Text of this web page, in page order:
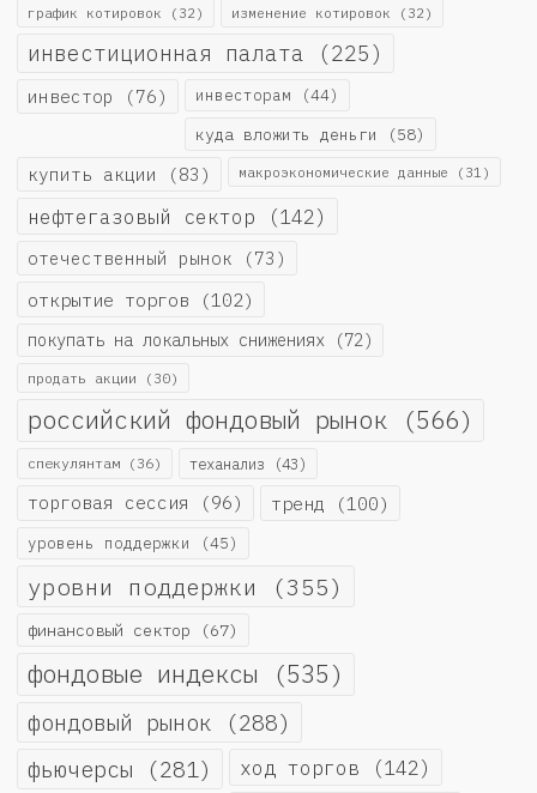
график котировок (32) изменение котировок (32)
инвестиционная палата (225)
инвестор (76) инвесторам (44)
куда вложить деньги (58)
купить акции (83) макроэкономические данные (31)
нефтегазовый сектор (142)
отечественный рынок (73)
открытие торгов (102)
покупать на локальных снижениях (72)
продать акции (30)
российский фондовый рынок (566)
спекулянтам (36) теханализ (43)
торговая сессия (96) тренд (100)
уровень поддержки (45)
уровни поддержки (355)
финансовый сектор (67)
фондовые индексы (535)
фондовый рынок (288)
фьючерсы (281) ход торгов (142)